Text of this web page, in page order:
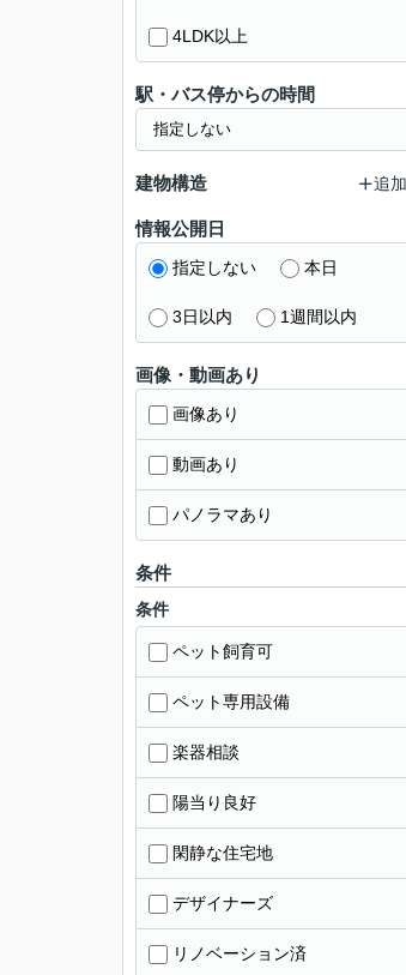
4LDK以上
駅・バス停からの時間
建物構造 追
情報公開日
指定しない 本日
3日以内 1週間以内
画像・動画あり
画像あり
動画あり
パノラマあり
条件
条件
ペット飼育可
ペット専用設備
楽器相談
陽当り良好
閑静な住宅地
デザイナーズ
リノベーション済